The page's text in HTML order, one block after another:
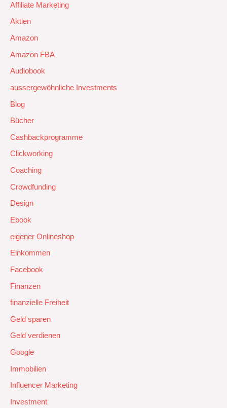
Affiliate Marketing
Aktien
Amazon
Amazon FBA
Audiobook
aussergewöhnliche Investments
Blog
Bücher
Cashbackprogramme
Clickworking
Coaching
Crowdfunding
Design
Ebook
eigener Onlineshop
Einkommen
Facebook
Finanzen
finanzielle Freiheit
Geld sparen
Geld verdienen
Google
Immobilien
Influencer Marketing
Investment